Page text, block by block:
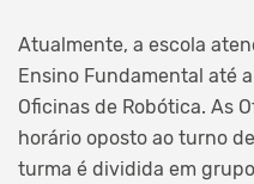
Atualmente, a escola
Ensino Fundamental até
Oficinas de Robótica. As
horário oposto ao turno
turma é dividida em